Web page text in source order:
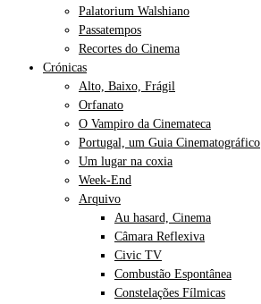
Palatorium Walshiano
Passatempos
Recortes do Cinema
Crónicas
Alto, Baixo, Frágil
Orfanato
O Vampiro da Cinemateca
Portugal, um Guia Cinematográfico
Um lugar na coxia
Week-End
Arquivo
Au hasard, Cinema
Câmara Reflexiva
Civic TV
Combustão Espontânea
Constelações Fílmicas